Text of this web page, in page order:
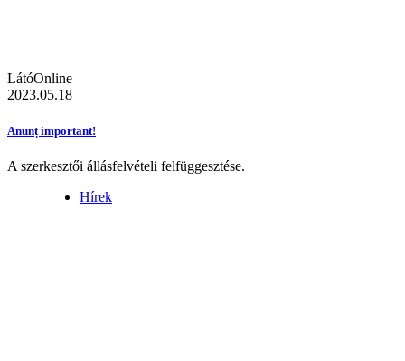
LátóOnline
2023.05.18
Anunț important!
A szerkesztői állásfelvételi felfüggesztése.
Hírek